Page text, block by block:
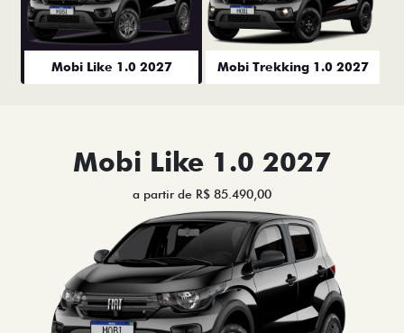
Mobi Like 1.0 2027 Mobi Trekking 1.0 2027
Mobi Like 1.0 2027
a partir de R$ 85.490,00